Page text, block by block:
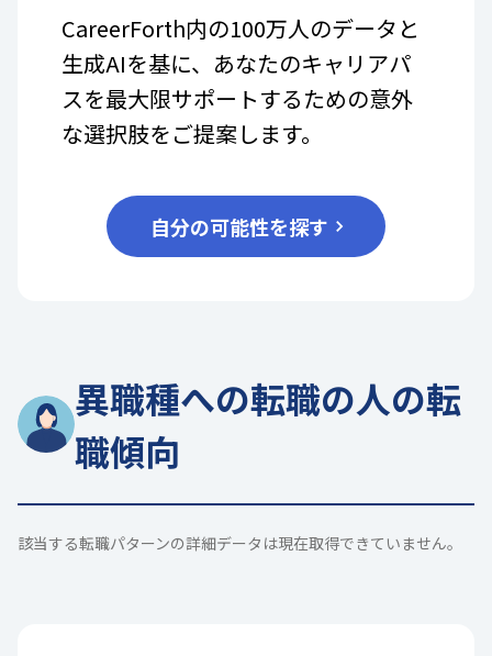
CareerForth内の100万人のデータと
生成AIを基に、あなたのキャリアパ
スを最大限サポートするための意外
な選択肢をご提案します。
自分の可能性を探す
異職種への転職の人の転
職傾向
該当する転職パターンの詳細データは現在取得できていません。